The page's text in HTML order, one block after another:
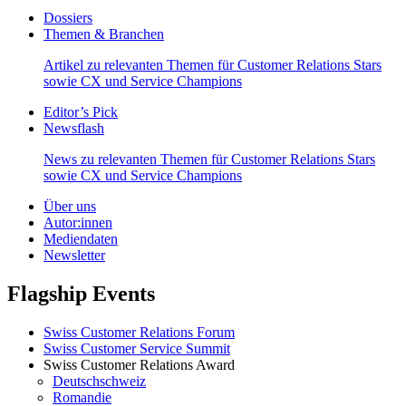
Dossiers
Themen & Branchen
Artikel zu relevanten Themen für Customer Relations Stars
sowie CX und Service Champions
Editor’s Pick
Newsflash
News zu relevanten Themen für Customer Relations Stars
sowie CX und Service Champions
Über uns
Autor:innen
Mediendaten
Newsletter
Flagship Events
Swiss Customer Relations Forum
Swiss Customer Service Summit
Swiss Customer Relations Award
Deutschschweiz
Romandie